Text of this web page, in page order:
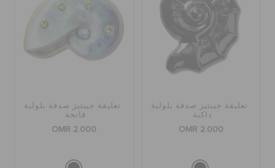
تعليقة جيبتيز صدفة بلولبة
داكنة
OMR 2.000
تعليقة جيبتيز صدفة بلولبة
فاتحة
OMR 2.000